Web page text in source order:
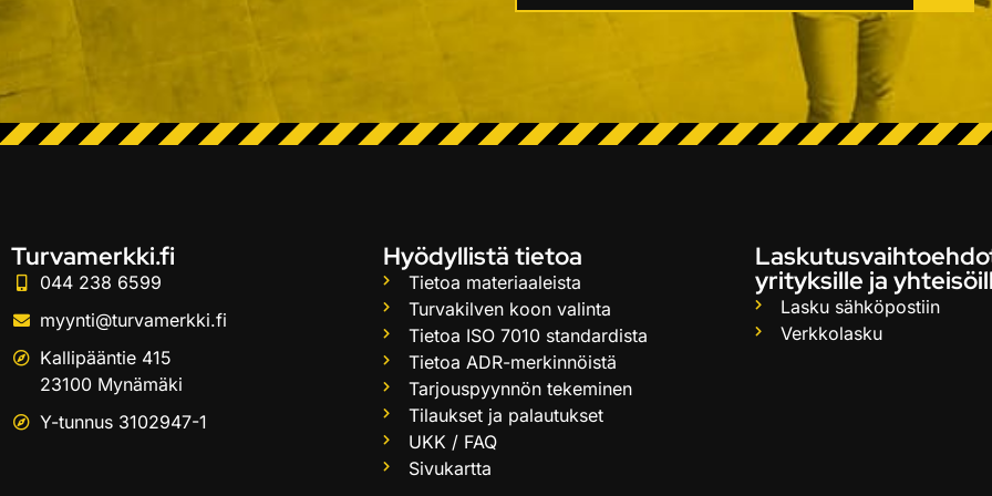
Turvamerkki.fi
044 238 6599
myynti@turvamerkki.fi
Kallipääntie 415
23100 Mynämäki
Y-tunnus 3102947-1
Hyödyllistä tietoa
Tietoa materiaaleista
Turvakilven koon valinta
Tietoa ISO 7010 standardista
Tietoa ADR-merkinnöistä
Tarjouspyynnön tekeminen
Tilaukset ja palautukset
UKK / FAQ
Sivukartta
yrityksille ja
Lasku sähköpostiin
Verkkolasku